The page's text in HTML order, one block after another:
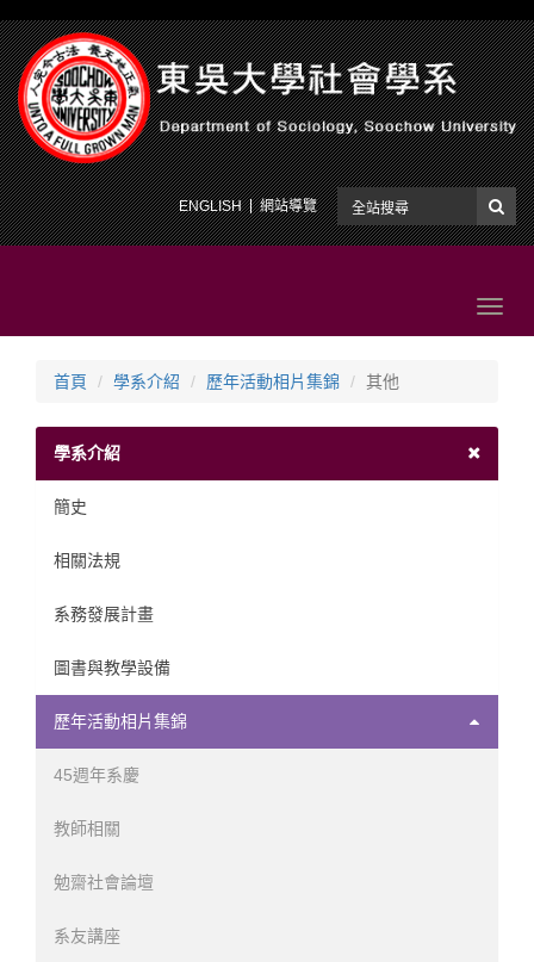
ENGLISH 網站導覽
首頁 學系介紹 歷年活動相片集錦 其他
學系介紹
簡史
相關法規
系務發展計畫
圖書與教學設備
歷年活動相片集錦
45週年系慶
教師相關
勉齋社會論壇
系友講座